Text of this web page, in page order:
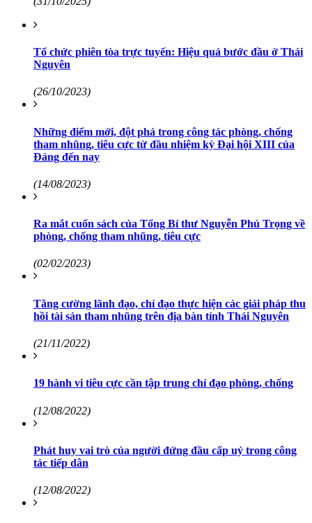
Tổ chức phiên tòa trực tuyến: Hiệu quả bước đầu ở Thái
Nguyên
(26/10/2023)
Những điểm mới, đột phá trong công tác phòng, chống
tham nhũng, tiêu cực từ đầu nhiệm kỳ Đại hội XIII của
Đảng đến nay
(14/08/2023)
Ra mắt cuốn sách của Tổng Bí thư Nguyễn Phú Trọng về
phòng, chống tham nhũng, tiêu cực
(02/02/2023)
Tăng cường lãnh đạo, chỉ đạo thực hiện các giải pháp thu
hồi tài sản tham nhũng trên địa bàn tỉnh Thái Nguyên
(21/11/2022)
19 hành vi tiêu cực cần tập trung chỉ đạo phòng, chống
(12/08/2022)
Phát huy vai trò của người đứng đầu cấp uỷ trong công
tác tiếp dân
(12/08/2022)